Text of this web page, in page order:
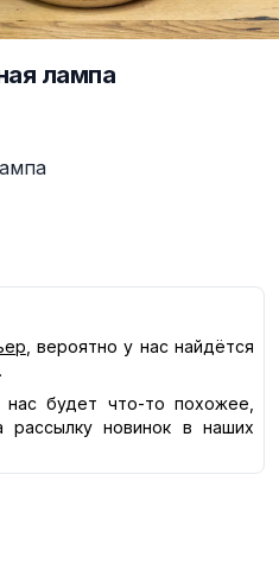
лампа
, вероятно у нас найдётся
будет что-то похожее,
рассылку новинок в наших